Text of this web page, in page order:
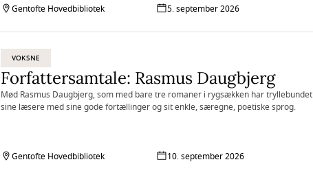
Gentofte Hovedbibliotek 5. september 2026
VOKSNE
Forfattersamtale: Rasmus Daugbjerg
Mød Rasmus Daugbjerg, som med bare tre romaner i rygsækken har tryllebundet
sine læsere med sine gode fortællinger og sit enkle, særegne, poetiske sprog.
Gentofte Hovedbibliotek 10. september 2026